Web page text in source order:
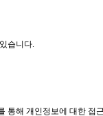
습니다
해 개인정보에 대한 접